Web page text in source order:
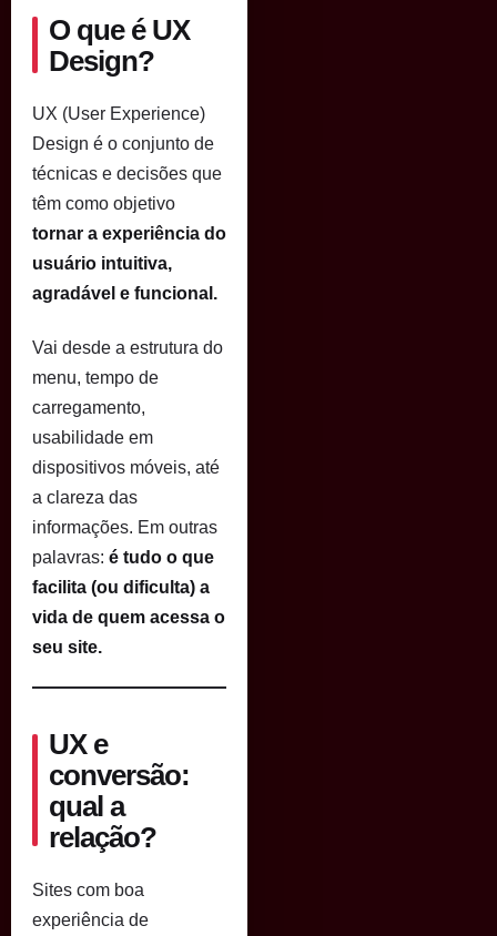
O que é UX
Design?
UX (User Experience)
Design é o conjunto de
técnicas e decisões que
têm como objetivo
tornar a experiência do
usuário intuitiva,
agradável e funcional.
Vai desde a estrutura do
menu, tempo de
carregamento,
usabilidade em
dispositivos móveis, até
a clareza das
informações. Em outras
palavras: é tudo o que
facilita (ou dificulta) a
vida de quem acessa o
seu site.
UX e
conversão:
qual a
relação?
Sites com boa
experiência de